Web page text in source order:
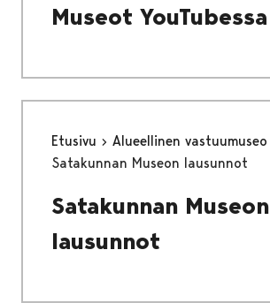
Museot YouTubessa
Etusivu
Alueellinen vastuumuseo
Satakunnan Museon lausunnot
Satakunnan Museon
lausunnot